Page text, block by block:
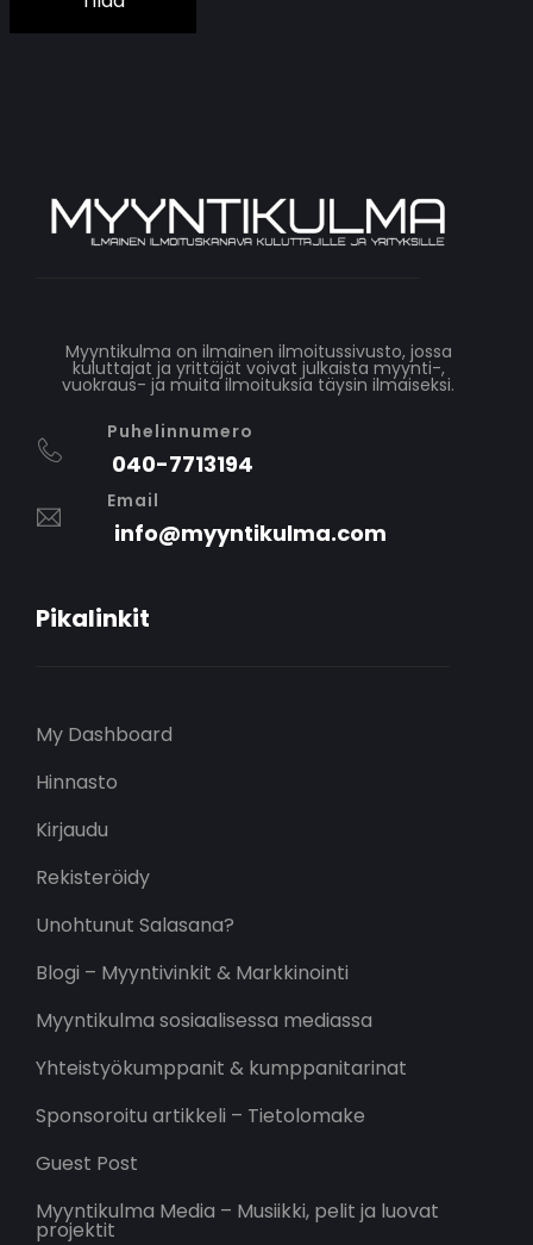
Myyntikulma on ilmainen ilmoitussivusto, jossa
kuluttajat ja yrittäjät voivat julkaista myynti-,
vuokraus- ja muita ilmoituksia täysin ilmaiseksi.
Puhelinnumero
040-7713194
Email
info@myyntikulma.com
Pikalinkit
My Dashboard
Hinnasto
Kirjaudu
Rekisteröidy
Unohtunut Salasana?
Blogi – Myyntivinkit & Markkinointi
Myyntikulma sosiaalisessa mediassa
Yhteistyökumppanit & kumppanitarinat
Sponsoroitu artikkeli – Tietolomake
Guest Post
Myyntikulma Media – Musiikki, pelit ja luovat
projektit